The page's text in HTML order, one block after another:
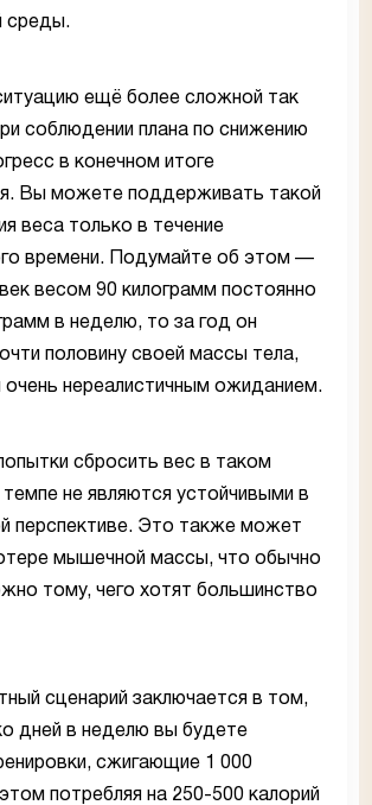
среды.
ещё более сложной так
соблюдении плана по снижению
в конечном итоге
Вы можете поддерживать такой
веса только в течение
времени. Подумайте об этом —
весом 90 килограмм постоянно
в неделю, то за год он
половину своей массы тела,
очень нереалистичным ожиданием.
сбросить вес в таком
не являются устойчивыми в
перспективе. Это также может
мышечной массы, что обычно
тому, чего хотят большинство
сценарий заключается в том,
дней в неделю вы будете
сжигающие 1 000
потребляя на 250-500 калорий